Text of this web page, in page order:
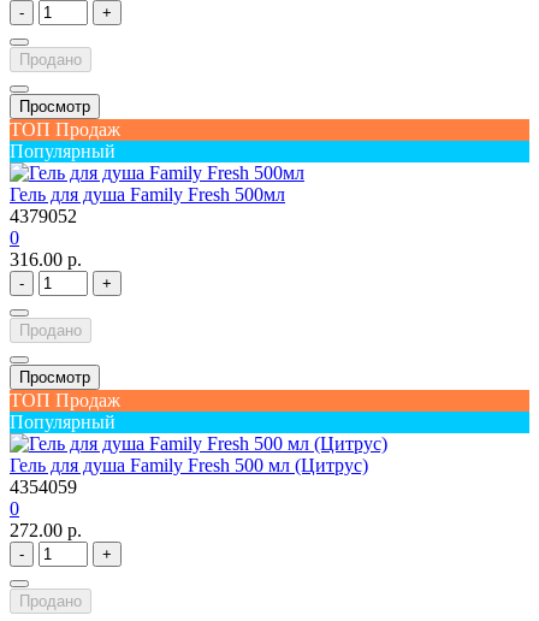
- +
Продано
Просмотр
ТОП Продаж
Популярный
Гель для душа Family Fresh 500мл
4379052
0
316.00 р.
- +
Продано
Просмотр
ТОП Продаж
Популярный
Гель для душа Family Fresh 500 мл (Цитрус)
4354059
0
272.00 р.
- +
Продано